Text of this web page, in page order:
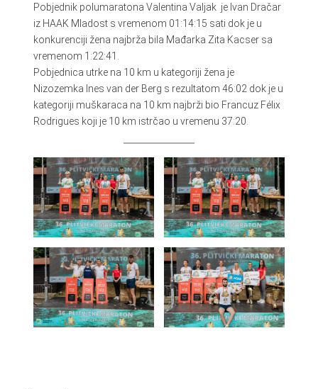
Pobjednik polumaratona Valentina Valjak je Ivan Dračar
iz HAAK Mladost s vremenom 01:14:15 sati dok je u
konkurenciji žena najbrža bila Mađarka Zita Kacser sa
vremenom 1:22:41.
Pobjednica utrke na 10 km u kategoriji žena je
Nizozemka Ines van der Berg s rezultatom 46:02 dok je u
kategoriji muškaraca na 10 km najbrži bio Francuz Félix
Rodrigues koji je 10 km istrčao u vremenu 37:20.